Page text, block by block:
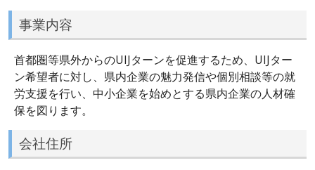
事業内容
首都圏等県外からのUIJターンを促進するため、UIJター
ン希望者に対し、県内企業の魅力発信や個別相談等の就
労支援を行い、中小企業を始めとする県内企業の人材確
保を図ります。
会社住所